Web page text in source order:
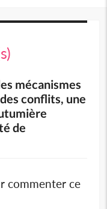
mécanismes
conflits, une
de
commenter ce